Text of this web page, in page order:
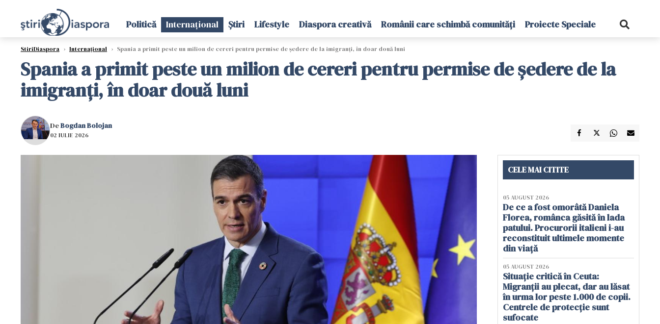
Politică Internațional Știri Lifestyle Diaspora creativă Românii care schimbă comunități Proiecte Speciale
StiriDiaspora › Internațional › Spania a primit peste un milion de cereri pentru permise de ședere de la imigranți, în doar două luni
Spania a primit peste un milion de cereri pentru permise de ședere de la
imigranți, în doar două luni
DeBogdan Bolojan
02 IULIE 2026
CELE MAI CITITE
05 AUGUST 2026
De ce a fost omorâtă Daniela
Florea, românca găsită în lada
patului. Procurorii italieni i-au
reconstituit ultimele momente
din viață
05 AUGUST 2026
Situație critică în Ceuta:
Migranții au plecat, dar au lăsat
în urma lor peste 1.000 de copii.
Centrele de protecție sunt
sufocate